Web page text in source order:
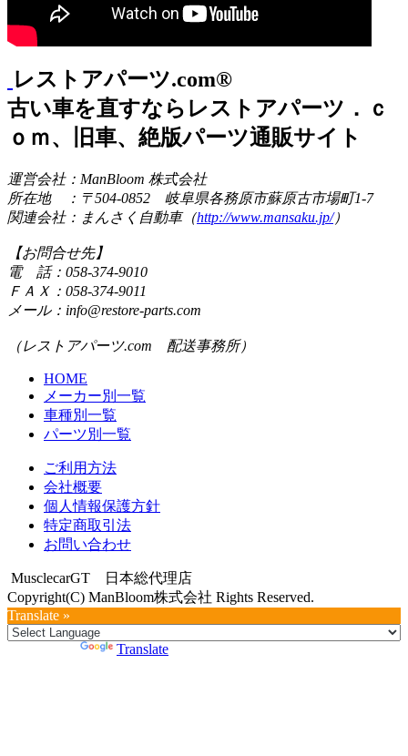
レストアパーツ.com®
古い車を直すならレストアパーツ．ｃ
ｏｍ、旧車、絶版パーツ通販サイト
運営会社：ManBloom 株式会社
所在地 ：〒504-0852 岐阜県各務原市蘇原古市場町1-7
関連会社：まんさく自動車（http://www.mansaku.jp/）
【お問合せ先】
電 話：058-374-9010
ＦＡＸ：058-374-9011
メール：info@restore-parts.com
（レストアパーツ.com 配送事務所）
HOME
メーカー別一覧
車種別一覧
パーツ別一覧
ご利用方法
会社概要
個人情報保護方針
特定商取引法
お問い合わせ
MusclecarGT 日本総代理店
Copyright(C) ManBloom株式会社 Rights Reserved.
Translate »
Translate